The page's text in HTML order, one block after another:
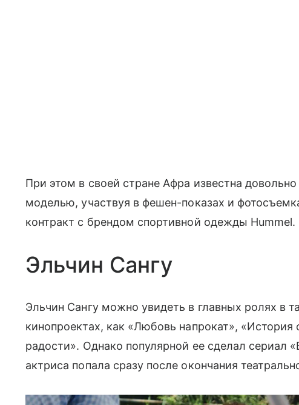
При этом в своей стране Афра известна
моделью, участвуя в фешен-показах и
контракт с брендом спортивной одежды Hummel.
Эльчин Сангу
Эльчин Сангу можно увидеть в главных ролях в
кинопроектах, как «Любовь напрокат»,
радости». Однако популярной ее сделал сериал
актриса попала сразу после окончания